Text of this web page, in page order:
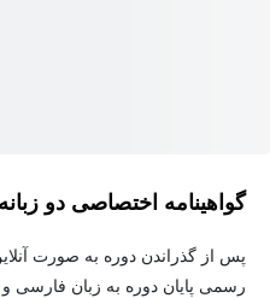
گواهینامه اختصاصی دو زبانه
پس از گذراندن دوره به صورت
رسمی پایان دوره به زبان فارسی